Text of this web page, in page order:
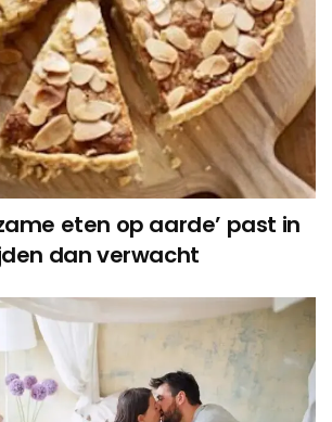
eten op aarde’ past in
dan verwacht